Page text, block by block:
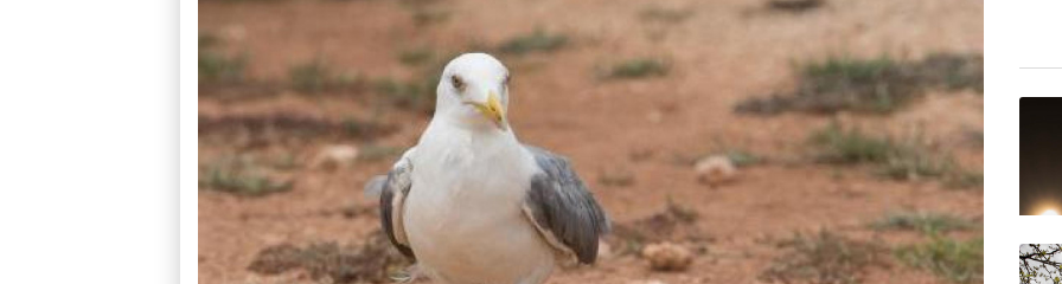
Media, continuano le incursioni israeliane in Cisgiordania
Drone proveniente dalla Romania esplode vicino a gasdotto bulgaro